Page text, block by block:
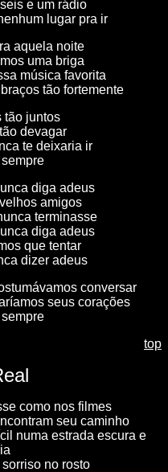
e um rádio
lugar pra ir
aquela noite
uma briga
música favorita
tão fortemente
tão juntos
devagar
te deixaria ir
diga adeus
amigos
terminasse
diga adeus
que tentar
dizer adeus
conversar
seus corações
top
como nos filmes
seu caminho
numa estrada escura e
no rosto